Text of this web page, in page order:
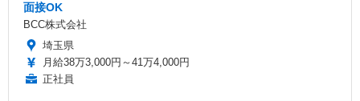
面接OK
BCC株式会社
埼玉県
月給38万3,000円～41万4,000円
正社員